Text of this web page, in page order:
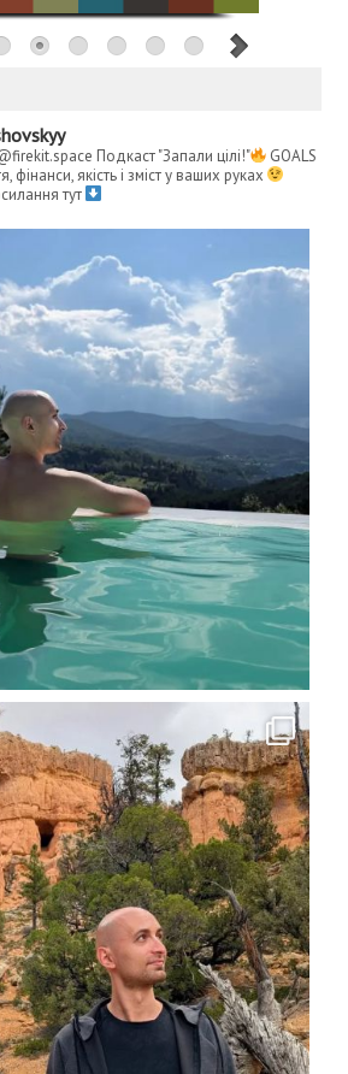
Подкаст "Запали цілі!"
GOALS
фінанси, якість і зміст у ваших руках
тут